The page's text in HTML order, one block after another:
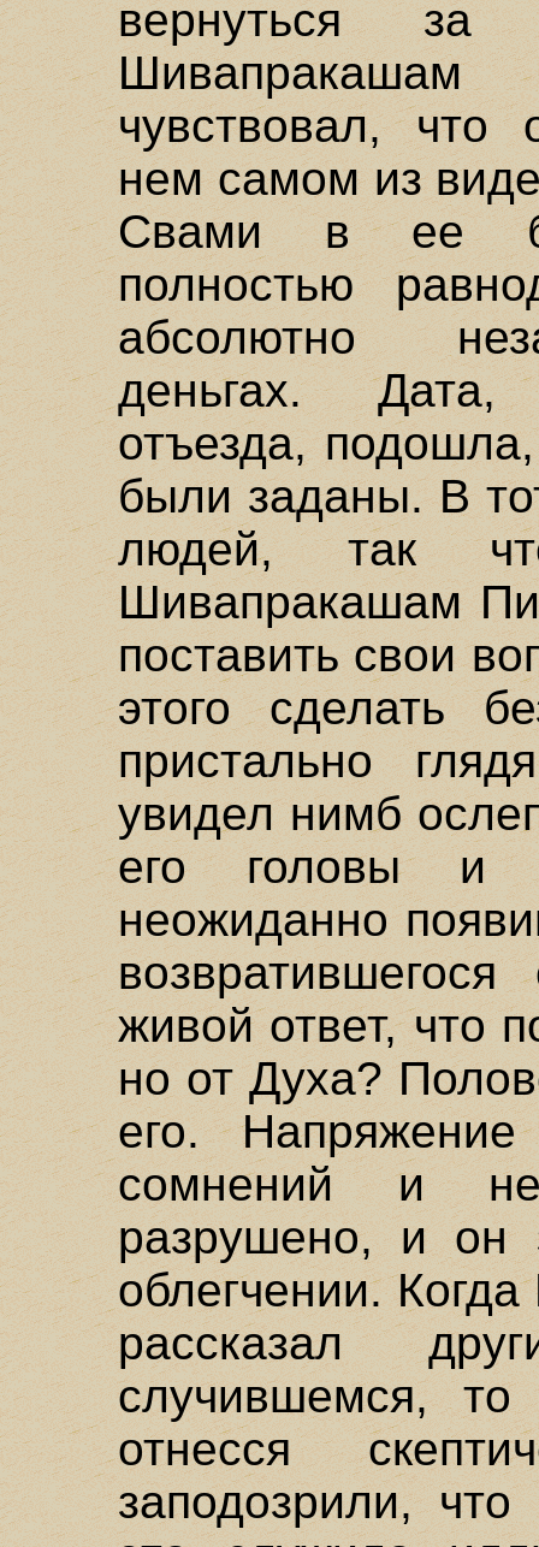
вернуться
Шивапракашам
чувствовал, что
нем самом из
Свами в ее
полностью
абсолютно
деньгах. Дата,
отъезда,
были заданы. В
людей, так
Шивапракашам
поставить свои
этого сделать
пристально
увидел нимб
его головы и
неожиданно
живой ответ, что
но от Духа?
его. Напряжение
сомнений и
разрушено, и он
облегчении.
рассказал
случившемся, то
отнесся
заподозрили,